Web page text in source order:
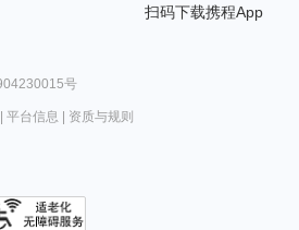
扫码下载携程App
号
平台信息 资质与规则